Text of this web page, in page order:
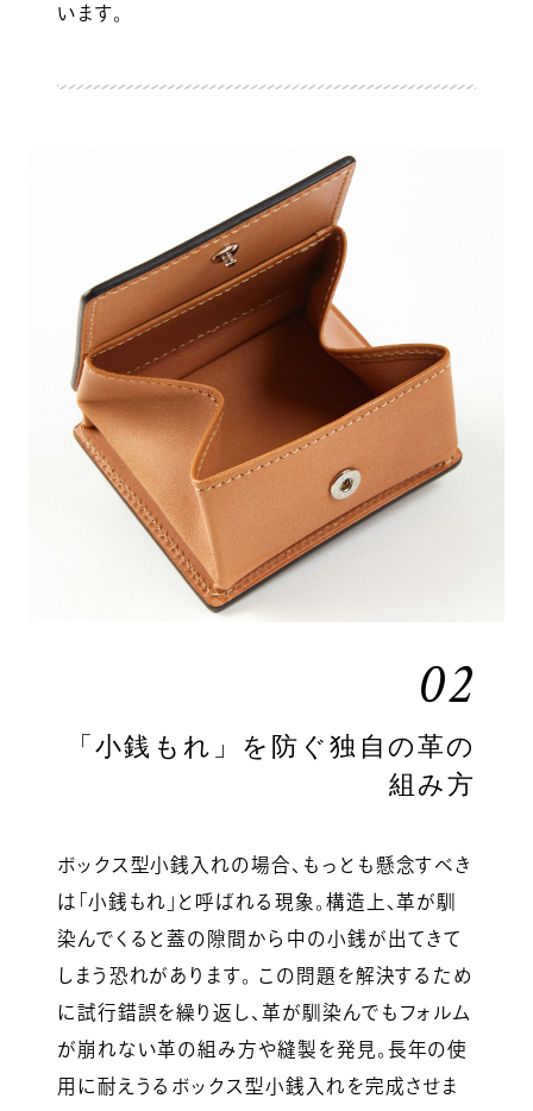
います。
02
「小銭もれ」を防ぐ独自の革の
組み方
ボックス型小銭入れの場合、もっとも懸念すべき
は「小銭もれ」と呼ばれる現象。構造上、革が馴
染んでくると蓋の隙間から中の小銭が出てきて
しまう恐れがあります。 この問題を解決するため
に試行錯誤を繰り返し、革が馴染んでもフォルム
が崩れない革の組み方や縫製を発見。長年の使
用に耐えうるボックス型小銭入れを完成させま